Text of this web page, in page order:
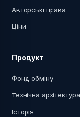
Авторські права
Ціни
Продукт
Фонд обміну
Технічна архітектура
Історія